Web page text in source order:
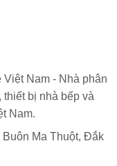
Nam - Nhà phân
bị nhà bếp và
Nam.
Buôn Ma Thuột, Đắk